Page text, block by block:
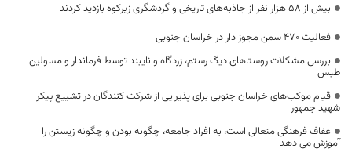
بیش از ۵۸ هزار نفر از جاذبه‌های تاریخی و گردشگری زیرکوه بازدید کردند
فعالیت ۴۷۰ سمن مجوز دار در خراسان جنوبی
بررسی مشکلات روستاهای دیگ رستم، زردگاه و نایبند توسط فرماندار و مسولین
طبس
قیام موکب‌های خراسان جنوبی برای پذیرایی از شرکت کنندگان در تشییع پیکر
شهید جمهور
عفاف فرهنگی متعالی است، به افراد جامعه، چگونه بودن و چگونه زیستن را
آموزش می دهد